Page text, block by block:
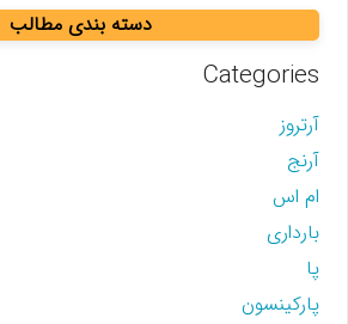
دسته بندی مطالب
Categories
آرتروز
آرنج
ام اس
بارداری
پا
پارکینسون